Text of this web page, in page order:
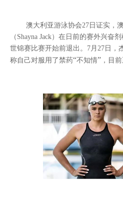
澳大利亚游泳协会27 日证实，
（ Shayna Jack）在日前的赛外兴奋
世锦赛比赛开始前退出。 7月 27 日，
称自己对服用了禁药“不知情” ，目